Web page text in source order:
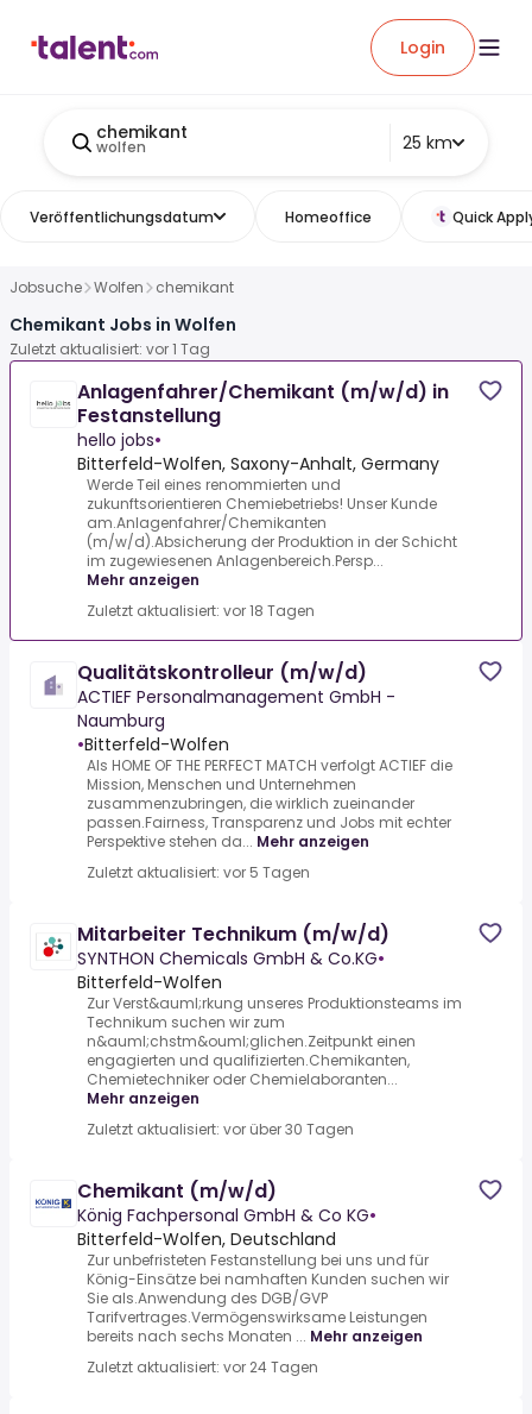
Login
chemikant
wolfen 25 km
Veröffentlichungsdatum Homeoffice Quick
Jobsuche Wolfen chemikant
Chemikant Jobs in Wolfen
Zuletzt aktualisiert: vor 1 Tag
Anlagenfahrer/Chemikant (m/w/d) in
Festanstellung
hello jobs•
Bitterfeld-Wolfen, Saxony-Anhalt, Germany
Werde Teil eines renommierten und
zukunftsorientieren Chemiebetriebs! Unser Kunde
am.Anlagenfahrer/Chemikanten
(m/w/d).Absicherung der Produktion in der Schicht
im zugewiesenen Anlagenbereich.Persp...
Mehr anzeigen
Zuletzt aktualisiert: vor 18 Tagen
Qualitätskontrolleur (m/w/d)
ACTIEF Personalmanagement GmbH -
Naumburg
•Bitterfeld-Wolfen
Als HOME OF THE PERFECT MATCH verfolgt ACTIEF die
Mission, Menschen und Unternehmen
zusammenzubringen, die wirklich zueinander
passen.Fairness, Transparenz und Jobs mit echter
Perspektive stehen da... Mehr anzeigen
Zuletzt aktualisiert: vor 5 Tagen
Mitarbeiter Technikum (m/w/d)
SYNTHON Chemicals GmbH & Co.KG•
Bitterfeld-Wolfen
Zur Verst&auml;rkung unseres Produktionsteams im
Technikum suchen wir zum
n&auml;chstm&ouml;glichen.Zeitpunkt einen
engagierten und qualifizierten.Chemikanten,
Chemietechniker oder Chemielaboranten...
Mehr anzeigen
Zuletzt aktualisiert: vor über 30 Tagen
Chemikant (m/w/d)
König Fachpersonal GmbH & Co KG•
Bitterfeld-Wolfen, Deutschland
Zur unbefristeten Festanstellung bei uns und für
König-Einsätze bei namhaften Kunden suchen wir
Sie als.Anwendung des DGB/GVP
Tarifvertrages.Vermögenswirksame Leistungen
bereits nach sechs Monaten ... Mehr anzeigen
Zuletzt aktualisiert: vor 24 Tagen